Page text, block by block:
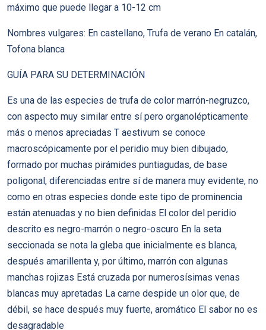
máximo que puede llegar a 10-12 cm
Nombres vulgares: En castellano, Trufa de verano En catalán,
Tofona blanca
GUÍA PARA SU DETERMINACIÓN
Es una de las especies de trufa de color marrón-negruzco,
con aspecto muy similar entre sí pero organolépticamente
más o menos apreciadas T aestivum se conoce
macroscópicamente por el peridio muy bien dibujado,
formado por muchas pirámides puntiagudas, de base
poligonal, diferenciadas entre sí de manera muy evidente, no
como en otras especies donde este tipo de prominencia
están atenuadas y no bien definidas El color del peridio
descrito es negro-marrón o negro-oscuro En la seta
seccionada se nota la gleba que inicialmente es blanca,
después amarillenta y, por último, marrón con algunas
manchas rojizas Está cruzada por numerosísimas venas
blancas muy apretadas La carne despide un olor que, de
débil, se hace después muy fuerte, aromático El sabor no es
desagradable